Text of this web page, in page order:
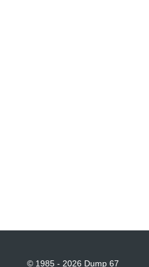
© 1985 - 2026 Dump 67